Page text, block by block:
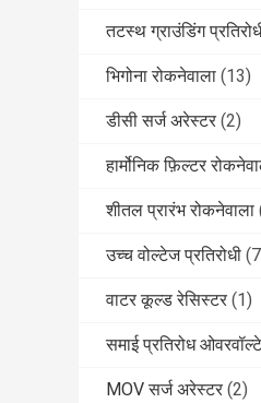
तटस्थ ग्राउंडिंग
भिगोना रोकनेवाला (13)
डीसी सर्ज अरेस्टर (2)
हार्मोनिक फ़िल्टर
शीतल प्रारंभ रोकनेवाला
उच्च वोल्टेज प्रतिरोधी
वाटर कूल्ड रेसिस्टर (1)
समाई प्रतिरोध
MOV सर्ज अरेस्टर (2)